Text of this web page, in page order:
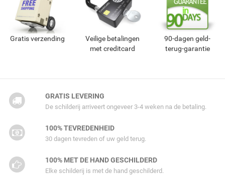
Gratis verzending
Veilige betalingen
met creditcard
90-dagen geld-
terug-garantie
GRATIS LEVERING
De schilderij arriveert ongeveer 3-4 weken na de betaling.
100% TEVREDENHEID
30 dagen tevreden of uw geld terug.
100% MET DE HAND GESCHILDERD
Elke schilderij is met de hand geschilderd.